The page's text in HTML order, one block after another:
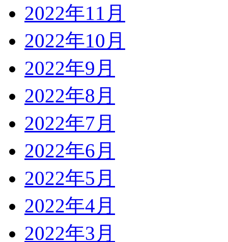
2022年11月
2022年10月
2022年9月
2022年8月
2022年7月
2022年6月
2022年5月
2022年4月
2022年3月